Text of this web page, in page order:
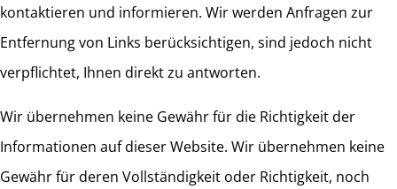
kontaktieren und informieren. Wir werden Anfragen zur
Entfernung von Links berücksichtigen, sind jedoch nicht
verpflichtet, Ihnen direkt zu antworten.
Wir übernehmen keine Gewähr für die Richtigkeit der
Informationen auf dieser Website. Wir übernehmen keine
Gewähr für deren Vollständigkeit oder Richtigkeit, noch